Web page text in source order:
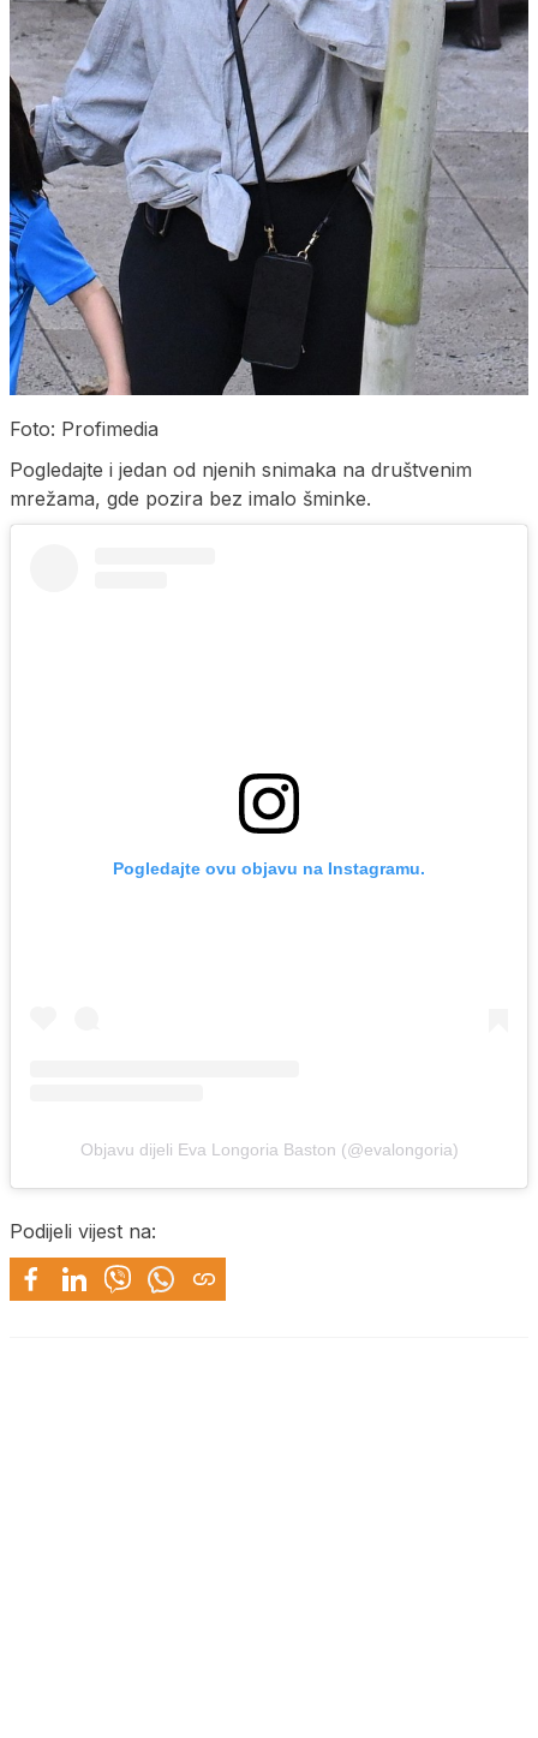
Foto: Profimedia
Pogledajte i jedan od njenih snimaka na društvenim
mrežama, gde pozira bez imalo šminke.
Pogledajte ovu objavu na Instagramu.
Objavu dijeli Eva Longoria Baston (@evalongoria)
Podijeli vijest na: